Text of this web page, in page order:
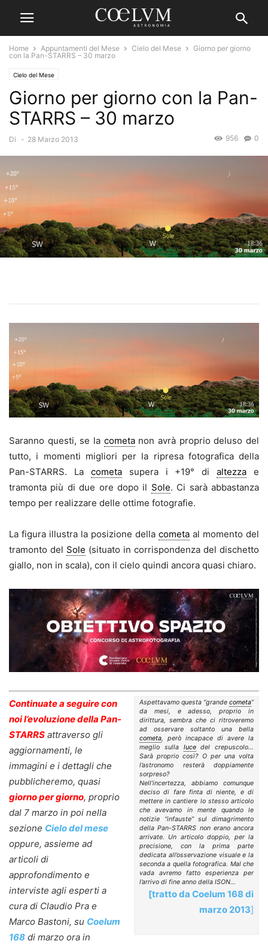
Home Appuntamenti del Mese Cielo del Mese
Giorno per giorno
con la Pan-STARRS – 30 marzo
Cielo del Mese
Giorno per giorno con la Pan-
STARRS – 30 marzo
Di - 28 Marzo 2013 0
956
Saranno questi, se la cometanon avrà proprio deluso del
tutto, i momenti migliori per la ripresa fotografica della
Pan-STARRS. La cometasupera i +19° dialtezza e
tramonta più di due ore dopo il Sole. Ci sarà abbastanza
tempo per realizzare delle ottime fotografie.
La figura illustra la posizione della cometa al momento del
tramonto del Sole (situato in corrispondenza del dischetto
giallo, non in scala), con il cielo quindi ancora quasi chiaro.
Aspettavamo questa “grande cometa”
da mesi, e adesso, proprio in
dirittura, sembra che ci ritroveremo
ad osservare soltanto una bella
cometa, però incapace di avere la
meglio sulla lucedel crepuscolo…
Sarà proprio così? O per una volta
l’astronomo resterà doppiamente
sorpreso?
Nell’incertezza, abbiamo comunque
deciso di fare finta di niente, e di
mettere in cantiere lo stesso articolo
che avevamo in mente quando le
notizie “infauste” sul dimagrimento
della Pan-STARRS non erano ancora
arrivate. Un articolo doppio, per la
precisione, con la prima parte
dedicata all’osservazione visuale e la
seconda a quella fotografica. Mal che
vada avremo fatto esperienza per
l’arrivo di fine anno della ISON…
[tratto da Coelum 168 di
marzo 2013]
Continuate a seguire con
noi l’evoluzione della Pan-
STARRS attraverso gli
aggiornamenti, le
immagini e i dettagli che
pubblicheremo, quasi
giorno per giorno, proprio
dal 7 marzo in poi nella
sezione Cielo del mese
oppure, assieme ad
articoli di
approfondimento e
interviste agli esperti a
cura di Claudio Pra e
Marco Bastoni, su Coelum
168 di marzo ora in